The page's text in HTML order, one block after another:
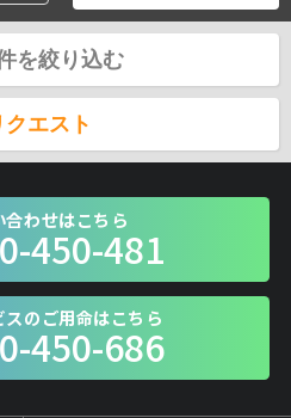
を絞り込む
エスト
合わせはこちら
450-481
のご用命はこちら
450-686